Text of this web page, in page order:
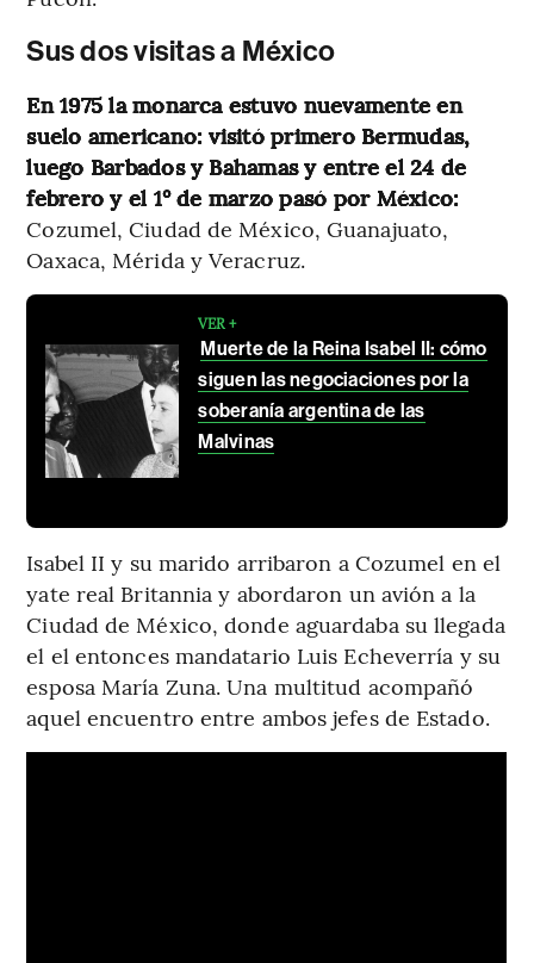
Sus dos visitas a México
En 1975 la monarca estuvo nuevamente en
suelo americano: visitó primero Bermudas,
luego Barbados y Bahamas y entre el 24 de
febrero y el 1° de marzo pasó por México:
Cozumel, Ciudad de México, Guanajuato,
Oaxaca, Mérida y Veracruz.
VER +
Muerte de la Reina Isabel II: cómo
siguen las negociaciones por la
soberanía argentina de las
Malvinas
Isabel II y su marido arribaron a Cozumel en el
yate real Britannia y abordaron un avión a la
Ciudad de México, donde aguardaba su llegada
el el entonces mandatario Luis Echeverría y su
esposa María Zuna. Una multitud acompañó
aquel encuentro entre ambos jefes de Estado.